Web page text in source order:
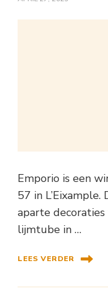
Emporio is een
57 in
aparte
lijmtube in …
LEES VERDER